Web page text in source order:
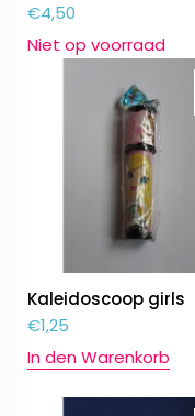
€4,50
Niet op voorraad
Kaleidoscoop girls
€1,25
In den Warenkorb